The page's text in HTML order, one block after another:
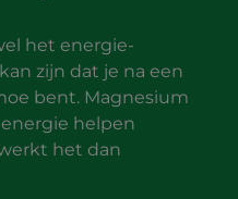
het energie-
zijn dat je na een
bent. Magnesium
helpen
het dan